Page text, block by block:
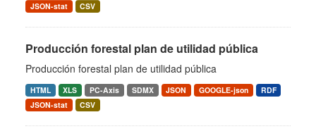
JSON-stat
CSV
Producción forestal plan de utilidad pública
Producción forestal plan de utilidad pública
HTML XLS PC-Axis SDMX JSON GOOGLE-json
RDF
JSON-stat
CSV